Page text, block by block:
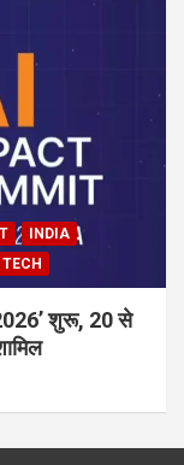
INDIA
TECH
शुरू, 20 से